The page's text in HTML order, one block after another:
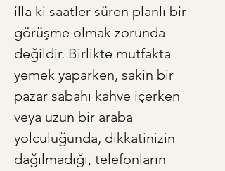
illa ki saatler süren planlı bir
görüşme olmak zorunda
değildir. Birlikte mutfakta
yemek yaparken, sakin bir
pazar sabahı kahve içerken
veya uzun bir araba
yolculuğunda, dikkatinizin
dağılmadığı, telefonların